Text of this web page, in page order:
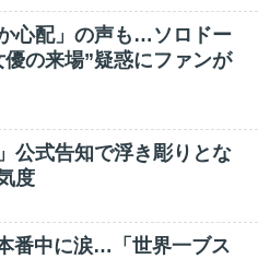
心配」の声も…ソロドー
の来場”疑惑にファンが
公式告知で浮き彫りとな
度
番中に涙…「世界一ブス